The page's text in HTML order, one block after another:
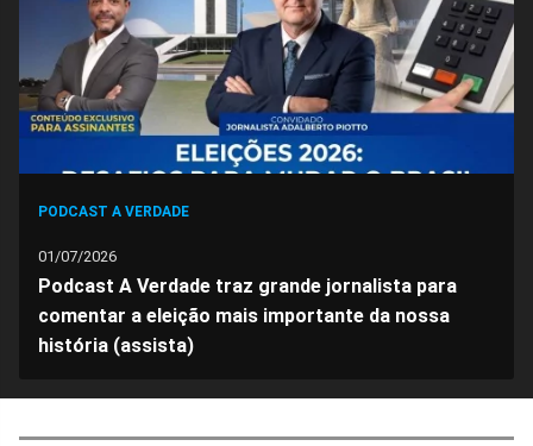
PODCAST A VERDADE
01/07/2026
Podcast A Verdade traz grande jornalista para
comentar a eleição mais importante da nossa
história (assista)